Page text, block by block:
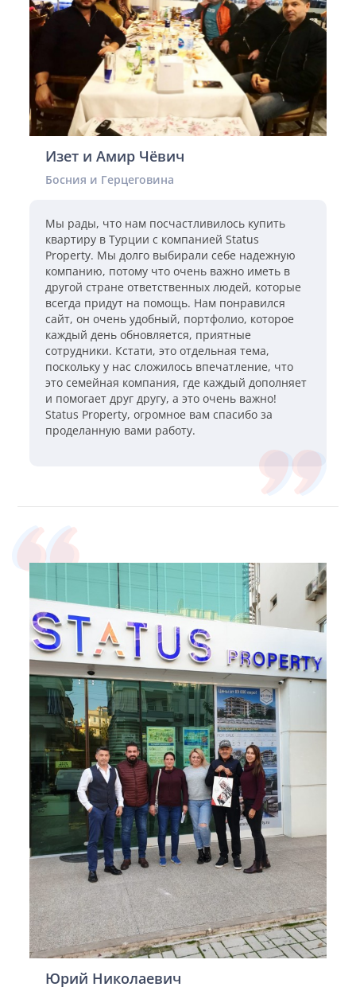
Изет и Амир Чёвич
Босния и Герцеговина
Мы рады, что нам посчастливилось купить
квартиру в Турции с компанией Status
Property. Мы долго выбирали себе надежную
компанию, потому что очень важно иметь в
другой стране ответственных людей, которые
всегда придут на помощь. Нам понравился
сайт, он очень удобный, портфолио, которое
каждый день обновляется, приятные
сотрудники. Кстати, это отдельная тема,
поскольку у нас сложилось впечатление, что
это семейная компания, где каждый дополняет
и помогает друг другу, а это очень важно!
Status Property, огромное вам спасибо за
проделанную вами работу.
Юрий Николаевич